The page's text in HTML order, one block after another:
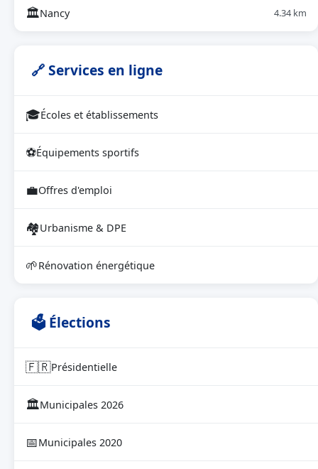
🏛Nancy 4.34 km
🔗 Services en ligne
🎓Écoles et établissements
⚽Équipements sportifs
💼Offres d'emploi
🏘Urbanisme & DPE
🌱Rénovation énergétique
🗳 Élections
🇫🇷Présidentielle
🏛Municipales 2026
📅Municipales 2020